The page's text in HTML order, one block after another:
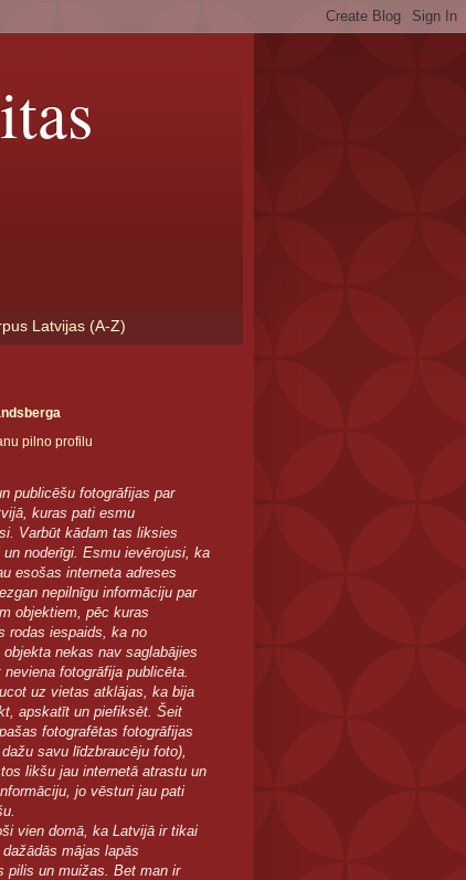
Latvijas (A-Z)
pilno profilu
publicēšu fotogrāfijas par
kuras pati esmu
Varbūt kādam tas liksies
un noderīgi. Esmu ievērojusi, ka
esošas interneta adreses
nepilnīgu informāciju par
objektiem, pēc kuras
rodas iespaids, ka no
nekas nav saglabājies
fotogrāfija publicēta.
uz vietas atklājas, ka bija
apskatīt un piefiksēt. Šeit
fotografētas fotogrāfijas
savu līdzbraucēju foto),
likšu jau internetā atrastu un
jo vēsturi jau pati
vien domā, ka Latvijā ir tikai
mājas lapās
pilis un muižas. Bet man ir